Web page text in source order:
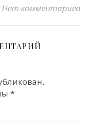
Нет комментариев
*